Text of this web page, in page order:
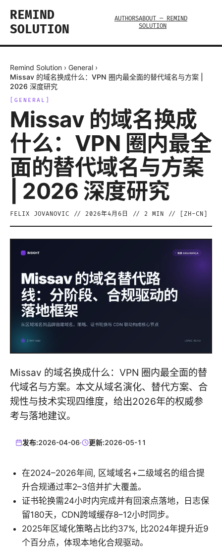
REMIND
SOLUTION
AUTHORSABOUT — REMIND
SOLUTION
Remind Solution › General ›
Missav 的域名换成什么：VPN 圈内最全面的替代域名与方案 |
2026 深度研究
GENERAL
Missav 的域名换成
什么：VPN 圈内最全
面的替代域名与方案
| 2026 深度研究
FELIX JOVANOVIC // 2026年4月6日 // 2 MIN // [ ZH-CN
Missav 的域名换成什么：VPN 圈内最全面的替
代域名与方案。本文从域名演化、替代方案、合
规性与技术实现四维度，给出2026年的权威参
考与落地建议。
发布:2026-04-06· 更新:2026-05-11
在2024–2026年间, 区域域名+二级域名的组合提
升合规通过率2–3倍并扩大覆盖。
证书轮换需24小时内完成并有回滚点落地，日志保
留180天，CDN跨域缓存8–12小时同步。
2025年区域化策略占比约37%, 比2024年提升近9
个百分点，体现本地化合规驱动。